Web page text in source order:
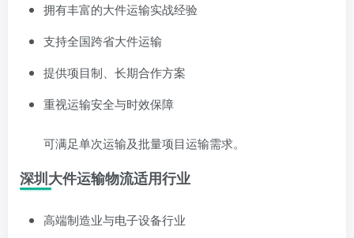
拥有丰富的大件运输实战经验
支持全国跨省大件运输
提供项目制、长期合作方案
重视运输安全与时效保障
可满足单次运输及批量项目运输需求。
深圳大件运输物流适用行业
高端制造业与电子设备行业